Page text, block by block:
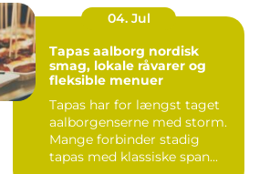
04. Jul
Tapas aalborg nordisk
smag, lokale råvarer og
fleksible menuer
Tapas har for længst taget
aalborgenserne med storm.
Mange forbinder stadig
tapas med klassiske span...